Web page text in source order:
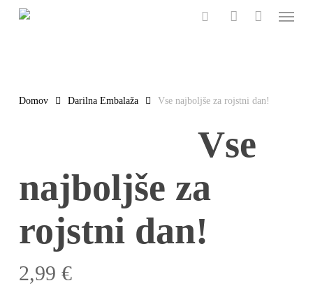
Menu
Domov Darilna Embalaža Vse najboljše za rojstni dan!
Vse
najboljše za
rojstni dan!
2,99 €